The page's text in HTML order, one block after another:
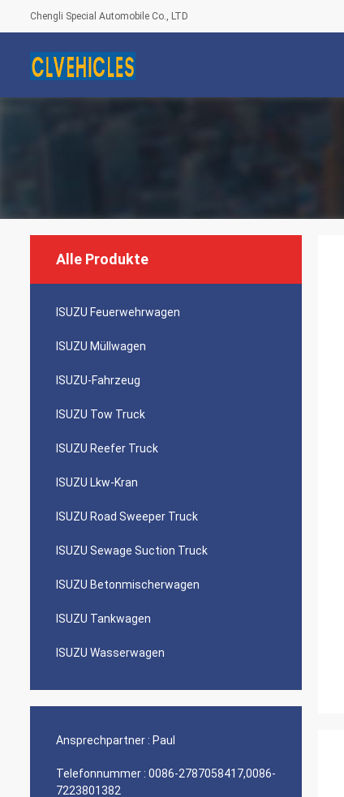
Chengli Special Automobile Co., LTD
Alle Produkte
ISUZU Feuerwehrwagen
ISUZU Müllwagen
ISUZU-Fahrzeug
ISUZU Tow Truck
ISUZU Reefer Truck
ISUZU Lkw-Kran
ISUZU Road Sweeper Truck
ISUZU Sewage Suction Truck
ISUZU Betonmischerwagen
ISUZU Tankwagen
ISUZU Wasserwagen
Ansprechpartner : Paul
Telefonnummer : 0086-2787058417,0086-
7223801382